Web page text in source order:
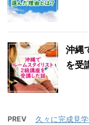
沖縄
を受
PREV 久々に完成見